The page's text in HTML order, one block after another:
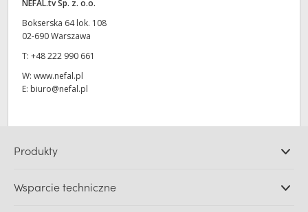
NEFAL.tv Sp. z. o.o.
Bokserska 64 lok. 108
02-690 Warszawa
T: +48 222 990 661
W: www.nefal.pl
E: biuro@nefal.pl
Produkty
DaVinci Resolve i oprogramowanie Fusion
Wsparcie techniczne